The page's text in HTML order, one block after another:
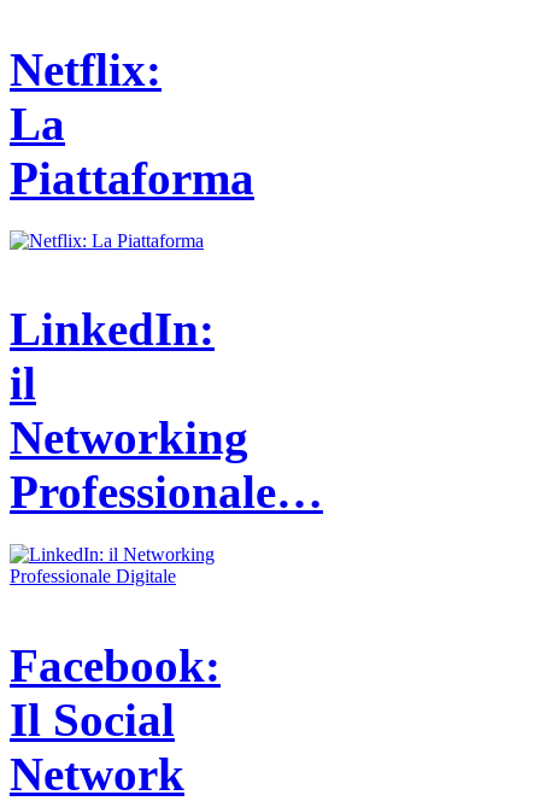
Netflix:
La
Piattaforma
LinkedIn:
il
Networking
Professionale…
Facebook:
Il Social
Network